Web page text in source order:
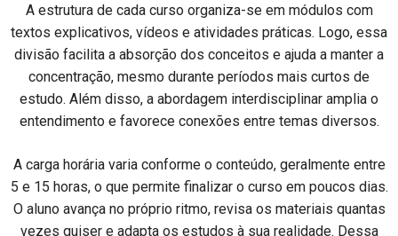
A estrutura de cada curso organiza-se em módulos com
textos explicativos, vídeos e atividades práticas. Logo, essa
divisão facilita a absorção dos conceitos e ajuda a manter a
concentração, mesmo durante períodos mais curtos de
estudo. Além disso, a abordagem interdisciplinar amplia o
entendimento e favorece conexões entre temas diversos.
A carga horária varia conforme o conteúdo, geralmente entre
5 e 15 horas, o que permite finalizar o curso em poucos dias.
O aluno avança no próprio ritmo, revisa os materiais quantas
vezes quiser e adapta os estudos à sua realidade. Dessa